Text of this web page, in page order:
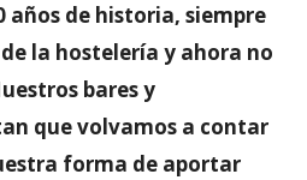
años de historia, siempre
la hostelería y ahora no
bares y
que volvamos a contar
forma de aportar